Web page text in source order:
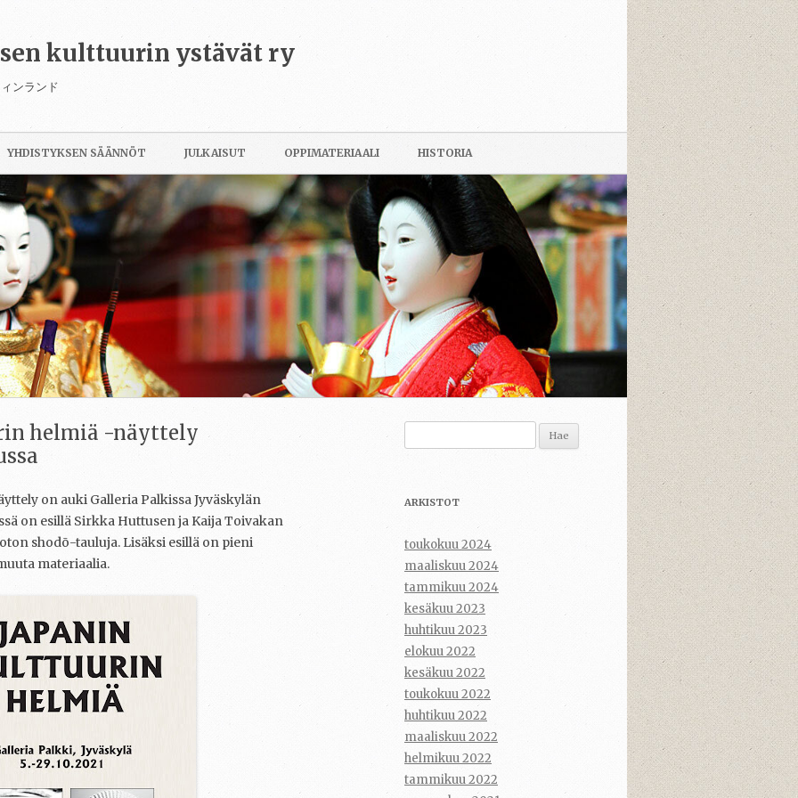
kulttuurin ystävät ry
ンランド
sisältöön
YHDISTYKSEN SÄÄNNÖT JULKAISUT OPPIMATERIAALI HISTORIA
JAPANI-PÄIVÄ 2009
KUVIA MATKAN VARRELTA
LIBARO DE (YRJÖ) KUIKKA.
VERKOJ PRI JAPANIO EN
ESPERANTO
helmiä -näyttely
on auki Galleria Palkissa Jyväskylän
on esillä Sirkka Huttusen ja Kaija Toivakan
shodō-tauluja. Lisäksi esillä on pieni
materiaalia.
ARKISTOT
toukokuu 2024
maaliskuu 2024
tammikuu 2024
kesäkuu 2023
huhtikuu 2023
elokuu 2022
kesäkuu 2022
toukokuu 2022
huhtikuu 2022
maaliskuu 2022
helmikuu 2022
tammikuu 2022